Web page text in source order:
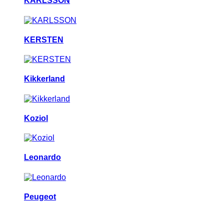
KERSTEN
Kikkerland
Koziol
Leonardo
Peugeot